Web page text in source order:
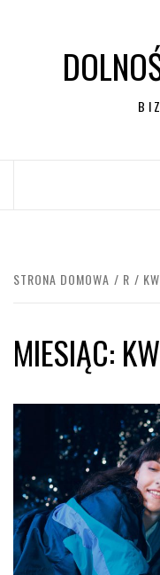
STRONA DOMOWA R
MIESIĄC: